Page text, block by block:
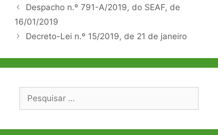
Navegação
de
Despacho n.º 791-A/2019, do SEAF, de
16/01/2019
Decreto-Lei n.º 15/2019, de 21 de janeiro
Pesquisar